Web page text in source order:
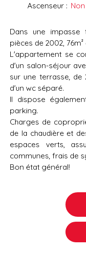
Ascenseur : Non
Dans une
pièces de 2002,
L'appartement se
d'un salon-séjour
sur une terrasse,
d'un wc séparé.
Il dispose
parking.
Charges de
de la chaudière et
espaces verts,
communes, frais de
Bon état général!